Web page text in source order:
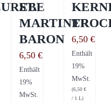
ST.
MARTINER
BARON
6,50€
Enthält
19%
MwSt.
6,50€
Enthält
19%
MwSt.
(6,50€
/ 1 L)